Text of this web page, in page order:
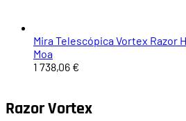
Mira Telescópica Vortex Razor
Moa
1 738,06 €
Razor Vortex